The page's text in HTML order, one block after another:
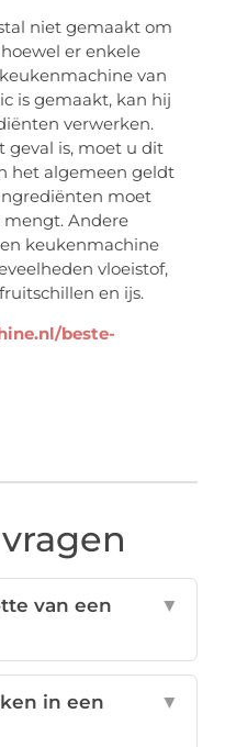
niet gemaakt om
er enkele
van
is gemaakt, kan hij
verwerken.
geval is, moet u dit
het algemeen geldt
moet
mengt. Andere
keukenmachine
vloeistof,
en ijs.
beste-
van een
▼
in een
▼